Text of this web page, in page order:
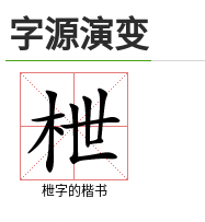
字源演变
枻字的楷书